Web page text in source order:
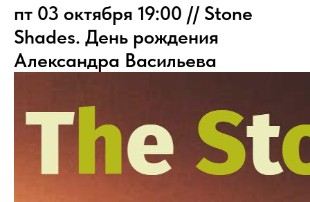
пт 03 октября 19:00 // Stone
Shades. День рождения
Александра Васильева